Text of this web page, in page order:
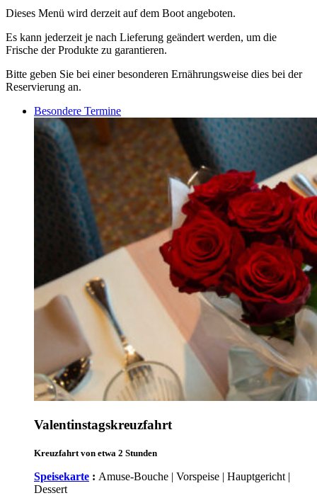
Dieses Menü wird derzeit auf dem Boot angeboten.
Es kann jederzeit je nach Lieferung geändert werden, um die
Frische der Produkte zu garantieren.
Bitte geben Sie bei einer besonderen Ernährungsweise dies bei der
Reservierung an.
Besondere Termine
Valentinstagskreuzfahrt
Kreuzfahrt von etwa 2 Stunden
Speisekarte : Amuse-Bouche | Vorspeise | Hauptgericht |
Dessert